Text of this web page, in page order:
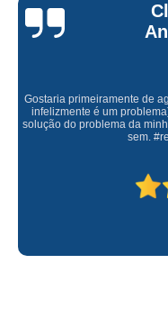
Gostaria primeiramente de
infelizmente é um
solução do problema da
sem.